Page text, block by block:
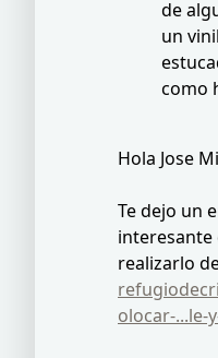
de
un
como
Hola Jose
Te dejo un
interesante
realizarlo
olocar-...le-